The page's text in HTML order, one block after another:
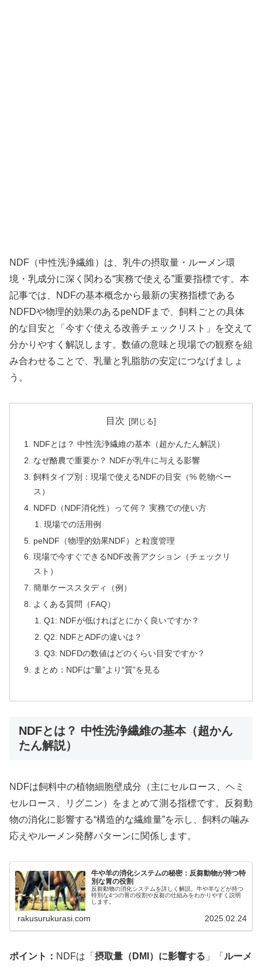
NDF（中性洗浄繊維）は、乳牛の摂取量・ルーメン環
境・乳成分に深く関わる“実務で使える”重要指標です。本
記事では、NDFの基本概念から最新の実務指標である
NDFDや物理的効果のあるpeNDFまで、飼料ごとの具体
的な目安と「今すぐ使える改善チェックリスト」を交えて
分かりやすく解説します。数値の意味と現場での観察を組
み合わせることで、乳量と乳脂肪の安定につなげましょ
う。
目次
NDFとは？ 中性洗浄繊維の基本（超かんたん解説）
なぜ酪農で重要か？ NDFが乳牛に与える影響
飼料タイプ別：現場で使えるNDFの目安（% 乾物ベー
ス）
NDFD（NDF消化性）って何？ 実務での使い方
現場での活用例
peNDF（物理的効果NDF）と粒度管理
現場で今すぐできるNDF改善アクション（チェックリ
スト）
簡単ケーススタディ（例）
よくある質問（FAQ）
Q1: NDFが低ければとにかく良いですか？
Q2: NDFとADFの違いは？
Q3: NDFDの数値はどのくらい目安ですか？
まとめ：NDFは“量”より“質”を見る
NDFとは？ 中性洗浄繊維の基本（超かん
たん解説）
NDFは飼料中の植物細胞壁成分（主にセルロース、ヘミ
セルロース、リグニン）をまとめて測る指標です。反芻動
物の消化に影響する“構造的な繊維量”を示し、飼料の噛み
応えやルーメン発酵パターンに関係します。
牛や羊の消化システムの秘密：反芻動物が持つ特
別な胃の役割
反芻動物の消化システムを詳しく解説。牛や羊などが持つ
特別な4つの胃の役割や反芻の仕組みをわかりやすく説明
します。
rakusurukurasi.com 2025.02.24
ポイント： NDFは「 摂取量（DMI）に影響する 」「 ルーメ